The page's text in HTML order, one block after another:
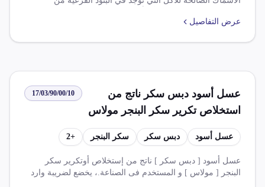
عرض التفاصيل
عسل أسود دبس سكر ناتج من
استخلاص تكرير سكر البنجر مولاس
يستخدم في الصناعة
17/03/90/00/10
عسل أسود دبس سكر سكر البنجر +
2
عسل أسود [ دبس سكر ] ناتج من إستخلاص أوتكرير سكر
البنجر [ مولاس ] و المستخدم فى الصناعة.، يخضع لضريبة وارد